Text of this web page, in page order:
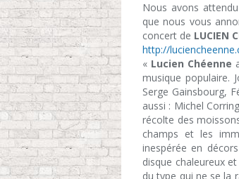
Nous avons
que nous vous
concert de LUCIEN
http://
« Lucien Chéenne
musique populaire.
Serge Gainsbourg,
aussi : Michel
récolte des
champs et les
inespérée en
disque chaleureux
du type qui ne se la